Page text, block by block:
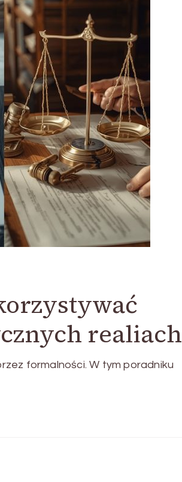
realiach
formalności. W tym poradniku